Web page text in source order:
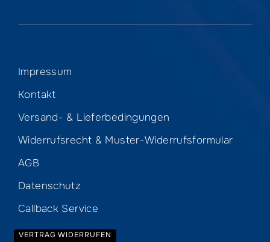
Impressum
Kontakt
Versand- & Lieferbedingungen
Widerrufsrecht & Muster-Widerrufsformular
AGB
Datenschutz
Callback Service
VERTRAG WIDERRUFEN